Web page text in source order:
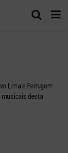
Lima e Ferrugem:
desta